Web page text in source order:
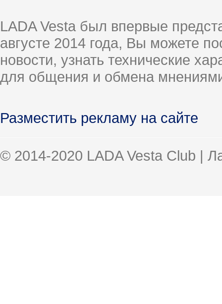
LADA Vesta был впервые
августе 2014 года, Вы можете
новости, узнать технические
для общения и обмена
Разместить рекламу на сайте
© 2014-2020 LADA Vesta Club |